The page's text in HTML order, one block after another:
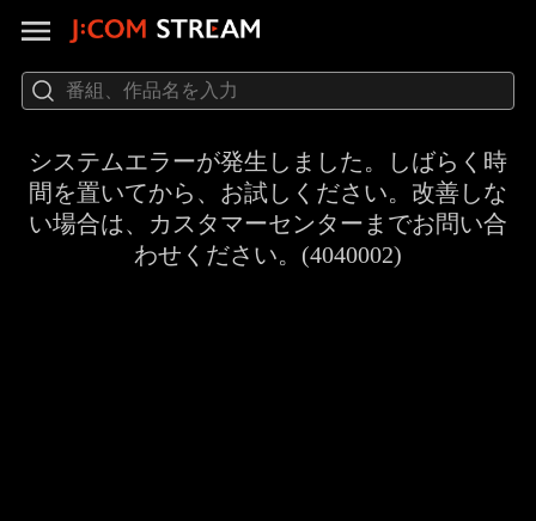
システムエラーが発生しました。しばらく時
間を置いてから、お試しください。改善しな
い場合は、カスタマーセンターまでお問い合
わせください。(4040002)